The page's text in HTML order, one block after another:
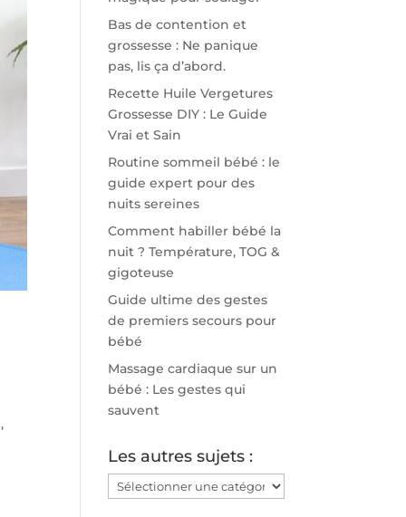
Bas de contention et
grossesse : Ne panique
pas, lis ça d’abord.
Recette Huile Vergetures
Grossesse DIY : Le Guide
Vrai et Sain
Routine sommeil bébé : le
guide expert pour des
nuits sereines
Comment habiller bébé la
nuit ? Température, TOG &
gigoteuse
Guide ultime des gestes
de premiers secours pour
bébé
Massage cardiaque sur un
bébé : Les gestes qui
sauvent
Les autres sujets :
Les
autres